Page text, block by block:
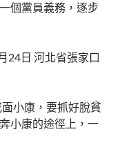
個黨員義務，逐步
24日 河北省張家口
小康，要抓好脫貧
小康的途徑上，一